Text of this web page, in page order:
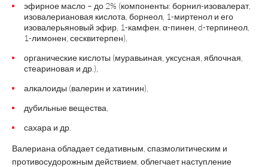
эфирное масло – до 2% (компоненты: борнил-изовалерат,
изовалериановая кислота, борнеол, 1-миртенол и его
изовалерьяновый эфир, 1-камфен, α-пинен, d-терпинеол,
1-лимонен, сесквитерпен),
органические кислоты (муравьиная, уксусная, яблочная,
стеариновая и др.),
алкалоиды (валерин и хатинин),
дубильные вещества,
сахара и др.
Валериана обладает седативным, спазмолитическим и
противосудорожным действием, облегчает наступление